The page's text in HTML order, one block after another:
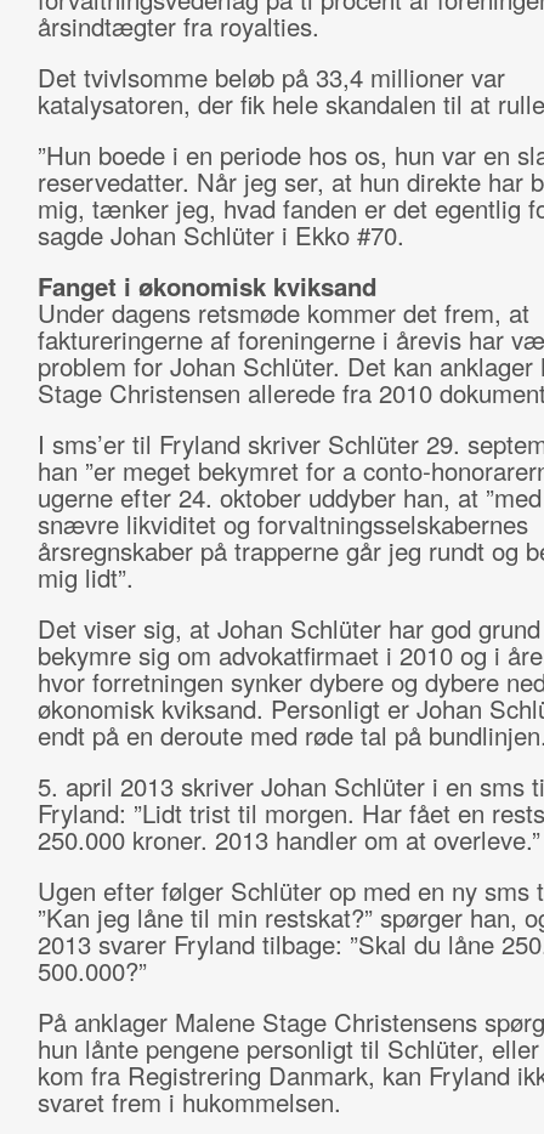
årsindtægter fra royalties.
Det tvivlsomme beløb på 33,4 millioner var
katalysatoren, der fik hele skandalen til at
”Hun boede i en periode hos os, hun var en
reservedatter. Når jeg ser, at hun direkte har
mig, tænker jeg, hvad fanden er det egentlig
sagde Johan Schlüter i Ekko #70.
Fanget i økonomisk kviksand
Under dagens retsmøde kommer det frem, at
faktureringerne af foreningerne i årevis har
problem for Johan Schlüter. Det kan anklager
Stage Christensen allerede fra 2010
I sms’er til Fryland skriver Schlüter 29.
han ”er meget bekymret for a conto-
ugerne efter 24. oktober uddyber han, at
snævre likviditet og forvaltningsselskabernes
årsregnskaber på trapperne går jeg rundt og
mig lidt”.
Det viser sig, at Johan Schlüter har god
bekymre sig om advokatfirmaet i 2010 og i
hvor forretningen synker dybere og dybere
økonomisk kviksand. Personligt er Johan
endt på en deroute med røde tal på
5. april 2013 skriver Johan Schlüter i en sms
Fryland: ”Lidt trist til morgen. Har fået en
250.000 kroner. 2013 handler om at overleve.”
Ugen efter følger Schlüter op med en ny sms
”Kan jeg låne til min restskat?” spørger han,
2013 svarer Fryland tilbage: ”Skal du låne
500.000?”
På anklager Malene Stage Christensens
hun lånte pengene personligt til Schlüter,
kom fra Registrering Danmark, kan Fryland
svaret frem i hukommelsen.